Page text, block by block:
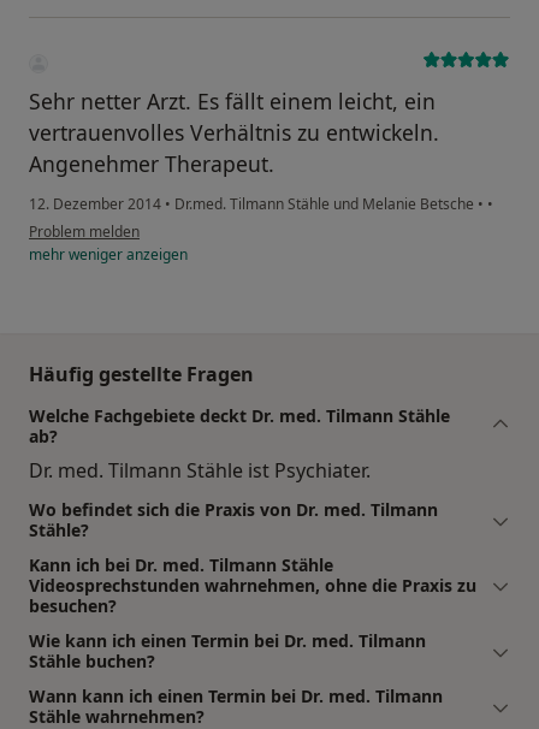
Sehr netter Arzt. Es fällt einem leicht, ein
vertrauenvolles Verhältnis zu entwickeln.
Angenehmer Therapeut.
12. Dezember 2014 • Dr.med. Tilmann Stähle und Melanie Betsche • •
Problem melden
mehrwenigeranzeigen
Häufig gestellte Fragen
Welche Fachgebiete deckt Dr. med. Tilmann Stähle
ab?
Dr. med. Tilmann Stähle ist Psychiater.
Wo befindet sich die Praxis von Dr. med. Tilmann
Stähle?
Kann ich bei Dr. med. Tilmann Stähle
Videosprechstunden wahrnehmen, ohne die Praxis zu
besuchen?
Wie kann ich einen Termin bei Dr. med. Tilmann
Stähle buchen?
Wann kann ich einen Termin bei Dr. med. Tilmann
Stähle wahrnehmen?